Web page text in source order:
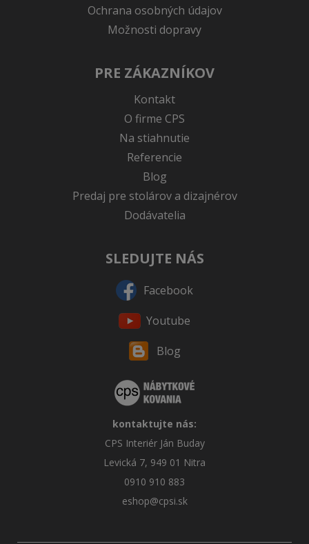
Ochrana osobných údajov
Možnosti dopravy
PRE ZÁKAZNÍKOV
Kontakt
O firme CPS
Na stiahnutie
Referencie
Blog
Predaj pre stolárov a dizajnérov
Dodávatelia
SLEDUJTE NÁS
Facebook
Youtube
Blog
kontaktujte nás:
CPS Interiér Ján Buday
Levická 7, 949 01 Nitra
0910 910 883
eshop@cpsi.sk